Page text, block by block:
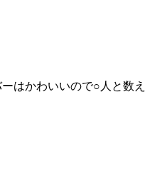
はかわいいので○人と数え